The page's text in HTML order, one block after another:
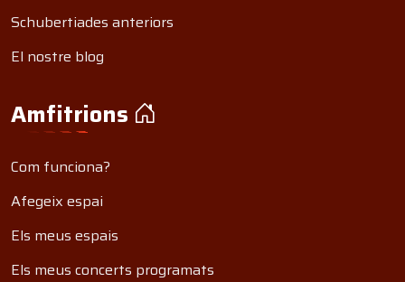
Schubertiades anteriors
El nostre blog
Amfitrions
Com funciona?
Afegeix espai
Els meus espais
Els meus concerts programats